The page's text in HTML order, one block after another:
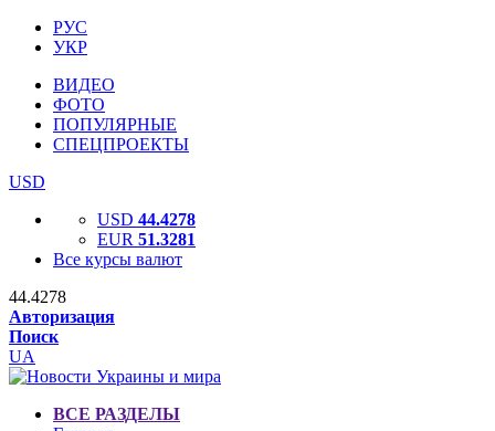
РУС
УКР
ВИДЕО
ФОТО
ПОПУЛЯРНЫЕ
СПЕЦПРОЕКТЫ
USD
USD 44.4278
EUR 51.3281
Все курсы валют
44.4278
Авторизация
Поиск
UA
ВСЕ РАЗДЕЛЫ